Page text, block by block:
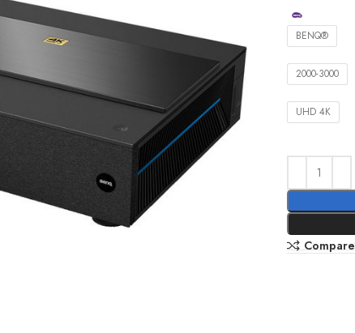
BENQ®
2000-3000
UHD 4K
Compare